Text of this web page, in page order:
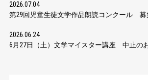
2026.07.04
第29回児童生徒文学作品朗読コンクール 募
2026.06.24
6月27日（土）文学マイスター講座 中止の